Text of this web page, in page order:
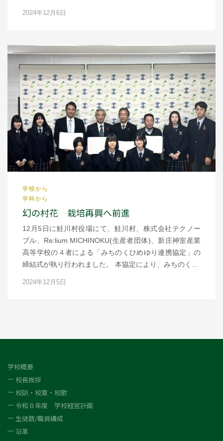
2024年12月6日
学校から
学科から
幻の村花 栽培再興へ前進
12月5日に鮭川村役場にて、鮭川村、株式会社テクノー
ブル、Re:lium MICHINOKU(生産者団体)、新庄神室産業
高等学校の４者による「みちのくひめゆり連携協定」の
締結式が執り行われました。 本協定により、みちのく…
2024年12月5日
学校概要
校長挨拶
校訓・校章・校歌
令和８年度 学校経営計画
生徒数/職員構成
沿革